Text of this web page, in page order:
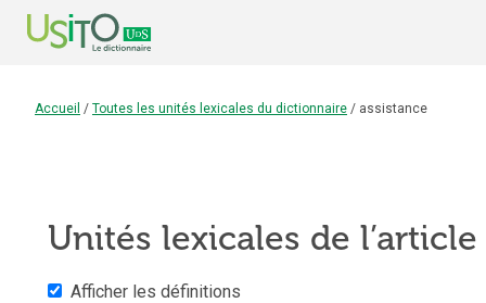
Accueil / Toutes les unités lexicales du dictionnaire / assistance
Unités lexicales de
Afficher les définitions